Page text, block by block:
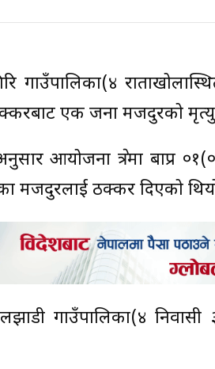
गाउँपालिका(४
ठक्करबाट एक जना मजदुरको
आयोजना क्षेत्रमा बाप्र
मजदुरलाई ठक्कर दिएको
गाउँपालिका(४ निवासी